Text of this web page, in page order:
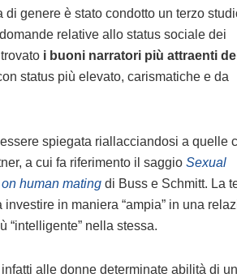
genere è stato condotto un terzo
relative allo status sociale dei
i buoni narratori più attraenti
status più elevato, carismatiche e da
spiegata riallacciandosi a quelle
a cui fa riferimento il saggio Sexual
human mating di Buss e Schmitt. La
in maniera “ampia” in una
“intelligente” nella stessa.
alle donne determinate abilità di un